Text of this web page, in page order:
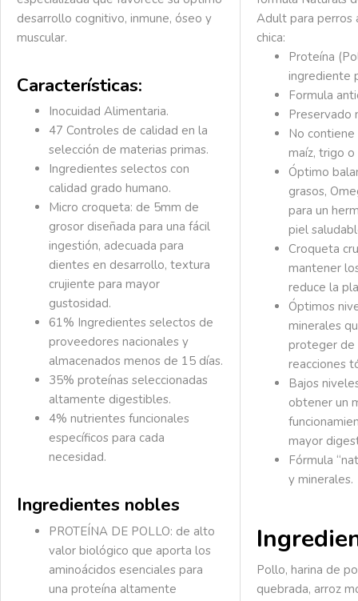
desarrollo cognitivo, inmune, óseo y
muscular.
Características:
Inocuidad Alimentaria.
47 Controles de calidad en la
selección de materias primas.
Ingredientes selectos con
calidad grado humano.
Micro croqueta: de 5mm de
grosor diseñada para una fácil
ingestión, adecuada para
dientes en desarrollo, textura
crujiente para mayor
gustosidad.
61% Ingredientes selectos de
proveedores nacionales y
almacenados menos de 15 días.
35% proteínas seleccionadas
altamente digestibles.
4% nutrientes funcionales
específicos para cada
necesidad.
Ingredientes nobles
PROTEÍNA DE POLLO: de alto
valor biológico que aporta los
aminoácidos esenciales para
una proteína altamente
Adult para perros
chica:
Proteína
ingrediente
Formula
Preservado
No
maíz, trigo o
Óptimo
grasos,
para un
piel
Croqueta
mantener
reduce la
Óptimos
minerales
proteger de
reacciones
Bajos
obtener un
mayor
Fórmula
y minerales.
Pollo, harina de
quebrada, arroz